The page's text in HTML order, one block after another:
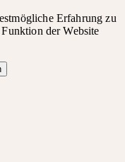
Erfahrung zu
der Website